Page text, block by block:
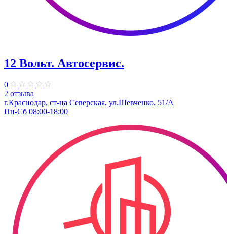
12 Вольт. Автосервис.
0
2 отзыва
г.Краснодар, ст-ца Северская, ул.Шевченко, 51/А
Пн-Сб 08:00-18:00